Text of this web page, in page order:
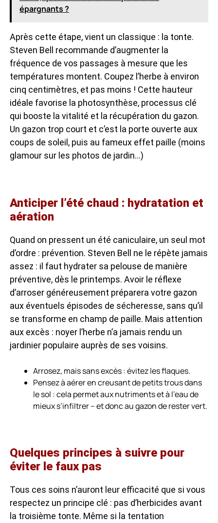
épargnants ?
Après cette étape, vient un classique : la tonte.
Steven Bell recommande d’augmenter la
fréquence de vos passages à mesure que les
températures montent. Coupez l’herbe à environ
cinq centimètres, et pas moins ! Cette hauteur
idéale favorise la photosynthèse, processus clé
qui booste la vitalité et la récupération du gazon.
Un gazon trop court et c’est la porte ouverte aux
coups de soleil, puis au fameux effet paille (moins
glamour sur les photos de jardin…)
Anticiper l’été chaud : hydratation et
aération
Quand on pressent un été caniculaire, un seul mot
d’ordre : prévention. Steven Bell ne le répète jamais
assez : il faut hydrater sa pelouse de manière
préventive, dès le printemps. Avoir le réflexe
d’arroser généreusement préparera votre gazon
aux éventuels épisodes de sécheresse, sans qu’il
se transforme en champ de paille. Mais attention
aux excès : noyer l’herbe n’a jamais rendu un
jardinier populaire auprès de ses voisins.
Arrosez, mais sans excès : évitez les flaques.
Pensez à aérer en creusant de petits trous dans
le sol : cela permet aux nutriments et à l’eau de
mieux s’infiltrer – et donc au gazon de rester vert.
Quelques principes à suivre pour
éviter le faux pas
Tous ces soins n’auront leur efficacité que si vous
respectez un principe clé : pas d’herbicides avant
la troisième tonte. Même si la tentation